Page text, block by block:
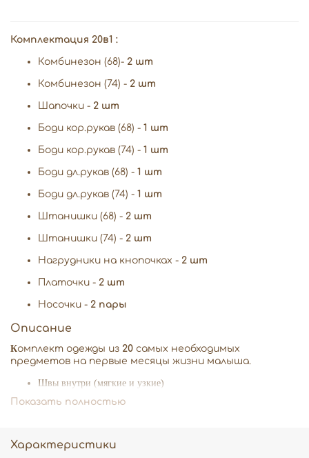
Комплектация 20в1 :
Комбинезон (68)- 2 шт
Комбинезон (74) - 2 шт
Шапочки - 2 шт
Боди кор.рукав (68) - 1 шт
Боди кор.рукав (74) - 1 шт
Боди дл.рукав (68) - 1 шт
Боди дл.рукав (74) - 1 шт
Штанишки (68) - 2 шт
Штанишки (74) - 2 шт
Нагрудники на кнопочках - 2 шт
Платочки - 2 шт
Носочки - 2 пары
Описание
Комплект одежды из 20 самых необходимых
предметов на первые месяцы жизни малыша.
Швы внутри (мягкие и узкие)
Комплект собран в 2-х размерах: 68
Показать полностью
Характеристики